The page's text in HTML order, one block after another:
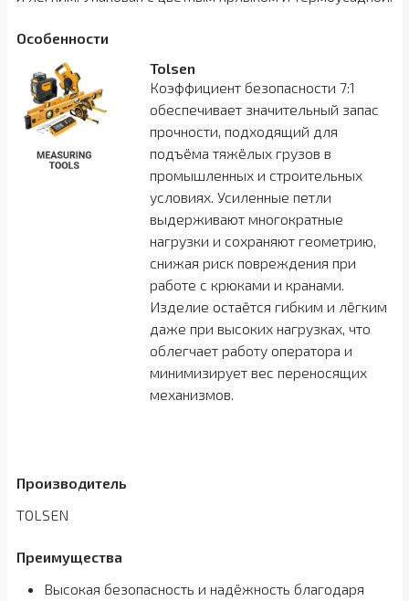
Особенности
Tolsen
Коэффициент безопасности 7:1
обеспечивает значительный запас
прочности, подходящий для
подъёма тяжёлых грузов в
промышленных и строительных
условиях. Усиленные петли
выдерживают многократные
нагрузки и сохраняют геометрию,
снижая риск повреждения при
работе с крюками и кранами.
Изделие остаётся гибким и лёгким
даже при высоких нагрузках, что
облегчает работу оператора и
минимизирует вес переносящих
механизмов.
Производитель
TOLSEN
Преимущества
Высокая безопасность и надёжность благодаря